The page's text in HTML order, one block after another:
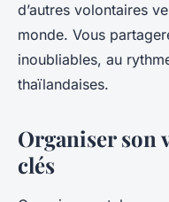
d’autres volontaires
monde. Vous
inoubliables, au
thaïlandaises.
Organiser son
clés